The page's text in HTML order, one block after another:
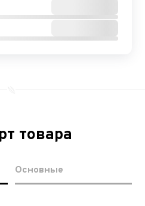
товара
Основные